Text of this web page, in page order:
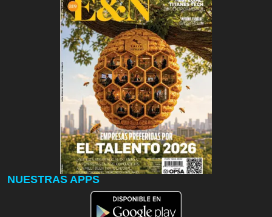
NUESTRAS APPS